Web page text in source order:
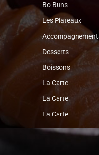
Bo Buns
Les Plateaux
Desserts
Boissons
La Carte
La Carte
La Carte